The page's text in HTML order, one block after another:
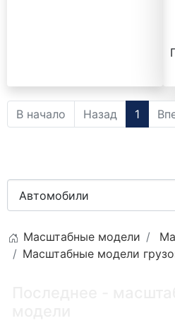
В начало Назад 1
Масштабные модели
Масштабные модели